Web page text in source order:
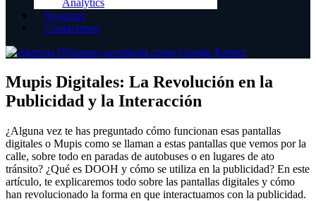
Analytics
Nosotros
Contactenos
Mupis Digitales: La Revolución en la
Publicidad y la Interacción
¿Alguna vez te has preguntado cómo funcionan esas pantallas
digitales o Mupis como se llaman a estas pantallas que vemos por la
calle, sobre todo en paradas de autobuses o en lugares de ato
tránsito? ¿Qué es DOOH y cómo se utiliza en la publicidad? En este
artículo, te explicaremos todo sobre las pantallas digitales y cómo
han revolucionado la forma en que interactuamos con la publicidad.